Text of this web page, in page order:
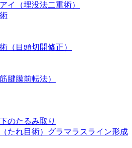
イ（埋没法二重術）
（目頭切開修正）
腱膜前転法）
のたるみ取り
たれ目術）グラマラスライン形成